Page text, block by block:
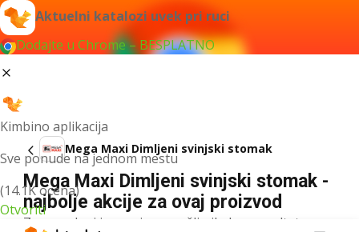
Aktuelni katalozi uvek pri ruci
Dodajte u Chrome – BESPLATNO
Kimbino aplikacija
Sve ponude na jednom mestu
(14.1K ocena)
Otvoriti
Mega Maxi Dimljeni svinjski stomak
Mega Maxi Dimljeni svinjski stomak -
najbolje akcije za ovaj proizvod
Za navedeni izraz nismo našli nikakav rezultat.